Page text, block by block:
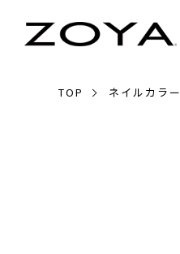
TOP ネイルカラー